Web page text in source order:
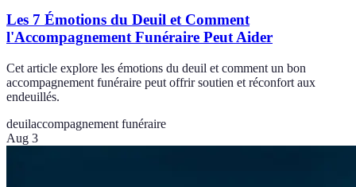
Les 7 Émotions du Deuil et Comment
l'Accompagnement Funéraire Peut Aider
Cet article explore les émotions du deuil et comment un bon
accompagnement funéraire peut offrir soutien et réconfort aux
endeuillés.
deuilaccompagnement funéraire
Aug 3